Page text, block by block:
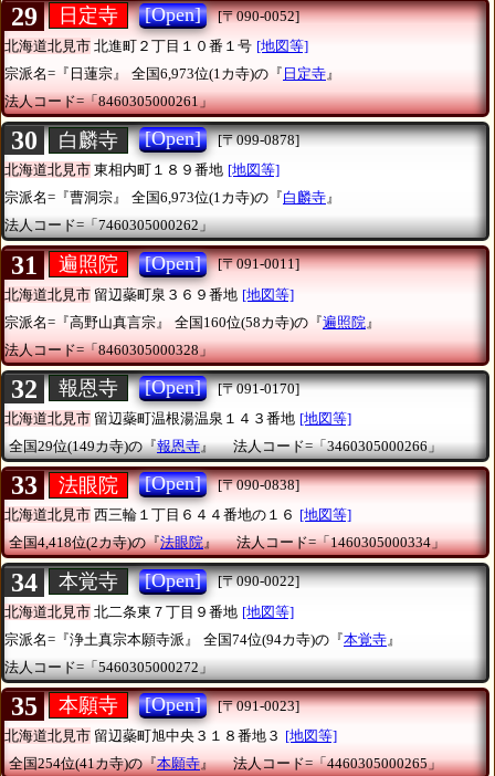
29 日定寺 [Open]
[〒090-0052]
北海道北見市 北進町２丁目１０番１号 [地図等]
宗派名=『日蓮宗』
全国6,973位(1カ寺)の『 日定寺 』
法人コード=「8460305000261」
30 白麟寺 [Open]
[〒099-0878]
北海道北見市 東相内町１８９番地 [地図等]
宗派名=『曹洞宗』
全国6,973位(1カ寺)の『白麟寺』
法人コード=「7460305000262」
31 遍照院 [Open]
[〒091-0011]
北海道北見市 留辺蘂町泉３６９番地 [地図等]
宗派名=『高野山真言宗』
全国160位(58カ寺)の『遍照院 』
法人コード=「8460305000328」
32 報恩寺 [Open]
[〒091-0170]
北海道北見市 留辺蘂町温根湯温泉１４３番地 [地図等]
全国29位(149カ寺)の『報恩寺』 法人コード=「3460305000266」
33 法眼院 [Open]
[〒090-0838]
北海道北見市 西三輪１丁目６４４番地の１６ [地図等]
全国4,418位(2カ寺)の『法眼院』 法人コード=「1460305000334」
34 本覚寺 [Open]
[〒090-0022]
北海道北見市 北二条東７丁目９番地 [地図等]
宗派名=『浄土真宗本願寺派』
全国74位(94カ寺)の『本覚寺 』
法人コード=「5460305000272」
35 本願寺 [Open]
[〒091-0023]
北海道北見市 留辺蘂町旭中央３１８番地３ [地図等]
全国254位(41カ寺)の『本願寺』 法人コード=「4460305000265」